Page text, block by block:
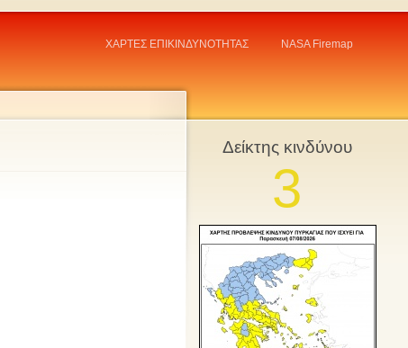
ΧΑΡΤΕΣ ΕΠΙΚΙΝΔΥΝΟΤΗΤΑΣ NASA Firemap
Δείκτης κινδύνου
3